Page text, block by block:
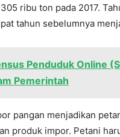
ribu ton pada 2017.
tahun sebelumnya
Penduduk Online
Pemerintah
pangan menjadikan
produk impor. Petani